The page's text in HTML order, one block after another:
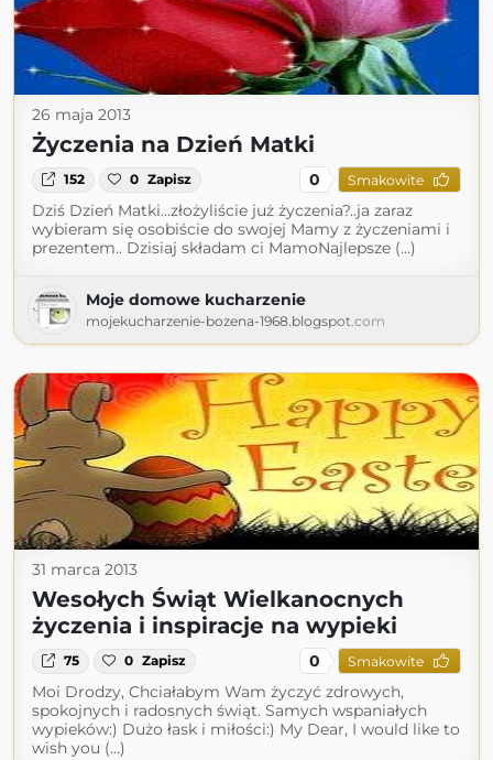
26 maja 2013
Życzenia na Dzień Matki
152 0 Zapisz 0 Smakowite
Dziś Dzień Matki...złożyliście już życzenia?..ja zaraz
wybieram się osobiście do swojej Mamy z życzeniami i
prezentem.. Dzisiaj składam ci MamoNajlepsze (...)
Moje domowe kucharzenie
mojekucharzenie-bozena-1968.blogspot.com
31 marca 2013
Wesołych Świąt Wielkanocnych
życzenia i inspiracje na wypieki
75 0 Zapisz 0 Smakowite
Moi Drodzy, Chciałabym Wam życzyć zdrowych,
spokojnych i radosnych świąt. Samych wspaniałych
wypieków:) Dużo łask i miłości:) My Dear, I would like to
wish you (...)